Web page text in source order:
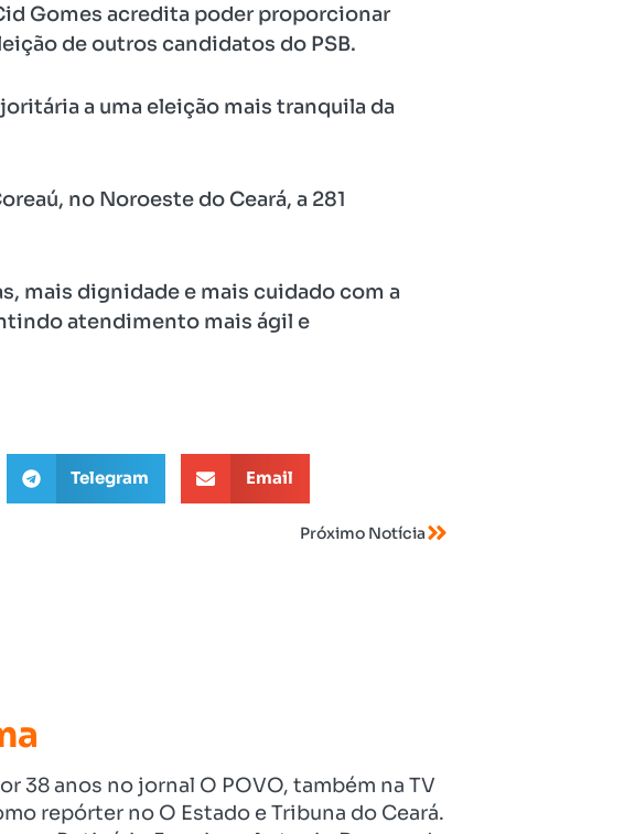
Gomes acredita poder proporcionar
de outros candidatos do PSB.
a uma eleição mais tranquila da
no Noroeste do Ceará, a 281
mais dignidade e mais cuidado com a
atendimento mais ágil e
Telegram Email
Próximo Notícia
38 anos no jornal O POVO, também na TV
repórter no O Estado e Tribuna do Ceará.